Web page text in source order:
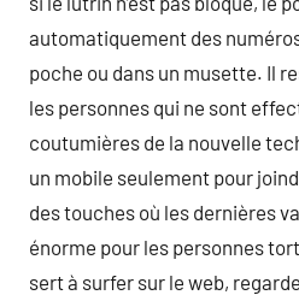
automatiquement des
poche ou dans un musette. Il
les personnes qui ne sont
coutumières de la nouvelle
un mobile seulement pour
des touches où les dernières
énorme pour les personnes
sert à surfer sur le web,